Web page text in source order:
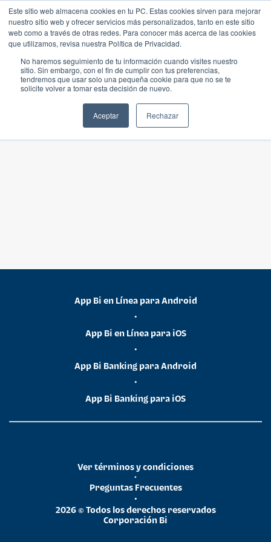
Este sitio web almacena cookies en tu PC. Estas cookies sirven para mejorar
nuestro sitio web y ofrecer servicios más personalizados, tanto en este sitio
web como a través de otras redes. Para conocer más acerca de las cookies
que utilizamos, revisa nuestra Política de Privacidad.
No haremos seguimiento de tu información cuando visites nuestro
sitio. Sin embargo, con el fin de cumplir con tus preferencias,
tendremos que usar solo una pequeña cookie para que no se te
solicite volver a tomar esta decisión de nuevo.
Aceptar Rechazar
App Bi en Línea para Android
•
App Bi en Línea para iOS
•
App Bi Banking para Android
•
App Bi Banking para iOS
2026 © Todos los derechos reservados
Corporación Bi
•
Preguntas Frecuentes
•
Ver términos y condiciones